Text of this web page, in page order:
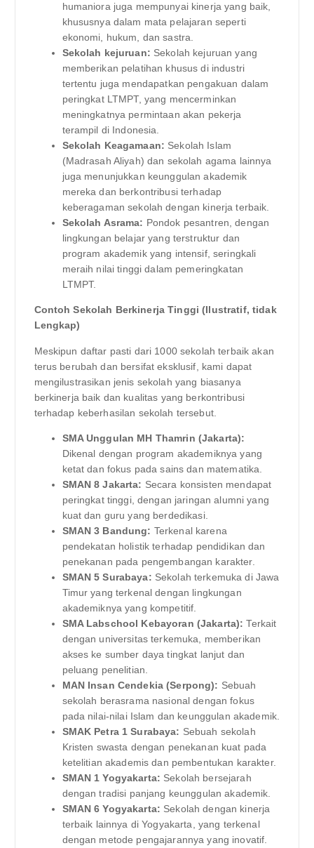
humaniora juga mempunyai kinerja yang baik,
khususnya dalam mata pelajaran seperti
ekonomi, hukum, dan sastra.
Sekolah kejuruan: Sekolah kejuruan yang
memberikan pelatihan khusus di industri
tertentu juga mendapatkan pengakuan dalam
peringkat LTMPT, yang mencerminkan
meningkatnya permintaan akan pekerja
terampil di Indonesia.
Sekolah Keagamaan: Sekolah Islam
(Madrasah Aliyah) dan sekolah agama lainnya
juga menunjukkan keunggulan akademik
mereka dan berkontribusi terhadap
keberagaman sekolah dengan kinerja terbaik.
Sekolah Asrama: Pondok pesantren, dengan
lingkungan belajar yang terstruktur dan
program akademik yang intensif, seringkali
meraih nilai tinggi dalam pemeringkatan
LTMPT.
Contoh Sekolah Berkinerja Tinggi (Ilustratif, tidak
Lengkap)
Meskipun daftar pasti dari 1000 sekolah terbaik akan
terus berubah dan bersifat eksklusif, kami dapat
mengilustrasikan jenis sekolah yang biasanya
berkinerja baik dan kualitas yang berkontribusi
terhadap keberhasilan sekolah tersebut.
SMA Unggulan MH Thamrin (Jakarta):
Dikenal dengan program akademiknya yang
ketat dan fokus pada sains dan matematika.
SMAN 8 Jakarta: Secara konsisten mendapat
peringkat tinggi, dengan jaringan alumni yang
kuat dan guru yang berdedikasi.
SMAN 3 Bandung: Terkenal karena
pendekatan holistik terhadap pendidikan dan
penekanan pada pengembangan karakter.
SMAN 5 Surabaya: Sekolah terkemuka di Jawa
Timur yang terkenal dengan lingkungan
akademiknya yang kompetitif.
SMA Labschool Kebayoran (Jakarta): Terkait
dengan universitas terkemuka, memberikan
akses ke sumber daya tingkat lanjut dan
peluang penelitian.
MAN Insan Cendekia (Serpong): Sebuah
sekolah berasrama nasional dengan fokus
pada nilai-nilai Islam dan keunggulan akademik.
SMAK Petra 1 Surabaya: Sebuah sekolah
Kristen swasta dengan penekanan kuat pada
ketelitian akademis dan pembentukan karakter.
SMAN 1 Yogyakarta: Sekolah bersejarah
dengan tradisi panjang keunggulan akademik.
SMAN 6 Yogyakarta: Sekolah dengan kinerja
terbaik lainnya di Yogyakarta, yang terkenal
dengan metode pengajarannya yang inovatif.